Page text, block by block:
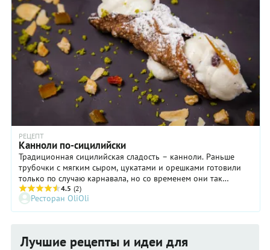
РЕЦЕПТ
Канноли по-сицилийски
Традиционная сицилийская сладость – канноли. Раньше
трубочки с мягким сыром, цукатами и орешками готовили
только по случаю карнавала, но со временем они так
полюбились итальянцам, что сегодня их можно найти в
каждом кафе. Рецепт от шефа Джузеппе Дави - настоящего
сицилийца и талантливого шефа.
4.5 (2)
Ресторан OliOli
Лучшие рецепты и идеи для